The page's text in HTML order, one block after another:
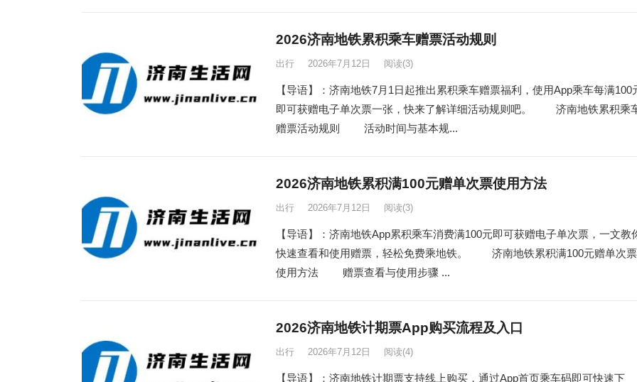
2026济南地铁累积乘车赠票活动规则
出行 2026年7月12日 阅读(3)
【导语】：济南地铁7月1日起推出累积乘车赠票福利，使用App乘车每满100
即可获赠电子单次票一张，快来了解详细活动规则吧。 济南地铁累积乘
赠票活动规则 活动时间与基本规...
2026济南地铁累积满100元赠单次票使用方法
出行 2026年7月12日 阅读(3)
【导语】：济南地铁App累积乘车消费满100元即可获赠电子单次票，一文教
快速查看和使用赠票，轻松免费乘地铁。 济南地铁累积满100元赠单次票
使用方法 赠票查看与使用步骤 ...
2026济南地铁计期票App购买流程及入口
出行 2026年7月12日 阅读(4)
【导语】：济南地铁计期票支持线上购买，通过App首页乘车码即可快速下